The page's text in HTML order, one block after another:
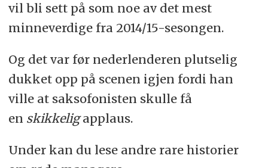
vil bli sett på som noe av det mest
minneverdige fra 2014/15-sesongen.
Og det var før nederlenderen plutselig
dukket opp på scenen igjen fordi han
ville at saksofonisten skulle få
en skikkeligapplaus.
Under kan du lese andre rare historier